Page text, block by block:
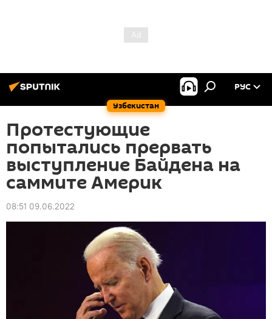
Узбекистан
РУС
Протестующие
попытались прервать
выступление Байдена на
саммите Америк
08:51 09.06.2022